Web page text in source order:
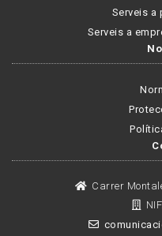
Serveis a
Serveis a
Carrer